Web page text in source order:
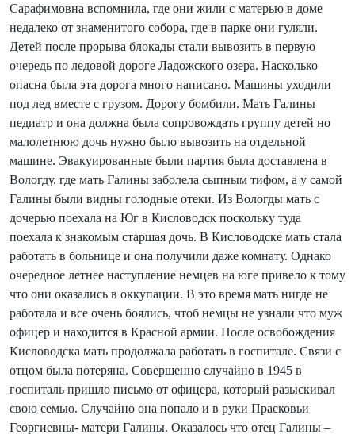
Сарафимовна вспомнила, где они жили с матерью в доме
недалеко от знаменитого собора, где в парке они гуляли.
Детей после прорыва блокады стали вывозить в первую
очередь по ледовой дороге Ладожского озера. Насколько
опасна была эта дорога много написано. Машины уходили
под лед вместе с грузом. Дорогу бомбили. Мать Галины
педиатр и она должна была сопровождать группу детей но
малолетнюю дочь нужно было вывозить на отдельной
машине. Эвакуированные были партия была доставлена в
Вологду. где мать Галины заболела сыпным тифом, а у самой
Галины были видны голодные отеки. Из Вологды мать с
дочерью поехала на Юг в Кисловодск поскольку туда
поехала к знакомым старшая дочь. В Кисловодске мать стала
работать в больнице и она получили даже комнату. Однако
очередное летнее наступление немцев на юге привело к тому
что они оказались в оккупации. В это время мать нигде не
работала и все очень боялись, чтоб немцы не узнали что муж
офицер и находится в Красной армии. После освобождения
Кисловодска мать продолжала работать в госпитале. Связи с
отцом была потеряна. Совершенно случайно в 1945 в
госпиталь пришло письмо от офицера, который разыскивал
свою семью. Случайно она попало и в руки Прасковьи
Георгиевны- матери Галины. Оказалось что отец Галины –